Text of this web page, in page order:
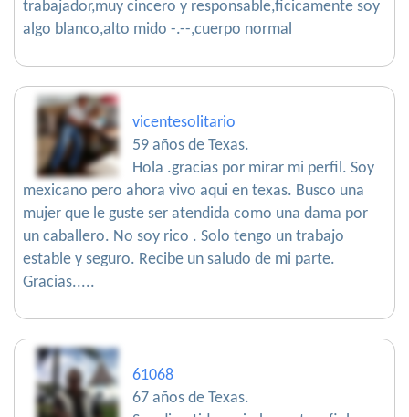
trabajador,muy cincero y responsable,ficicamente soy
algo blanco,alto mido -.--,cuerpo normal
vicentesolitario
59 años de Texas.
Hola .gracias por mirar mi perfil. Soy
mexicano pero ahora vivo aqui en texas. Busco una
mujer que le guste ser atendida como una dama por
un caballero. No soy rico . Solo tengo un trabajo
estable y seguro. Recibe un saludo de mi parte.
Gracias.....
61068
67 años de Texas.